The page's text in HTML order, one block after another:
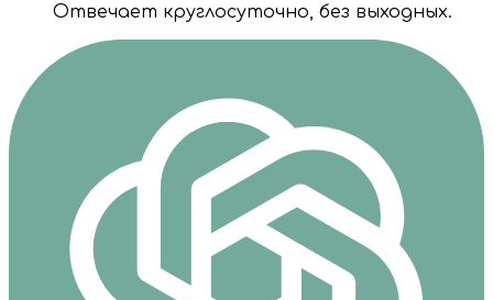
Отвечает круглосуточно, без выходных.